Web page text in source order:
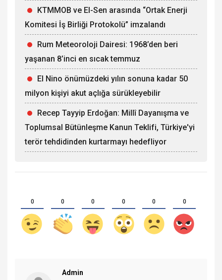
KTMMOB ve El-Sen arasında “Ortak Enerji
Komitesi İş Birliği Protokolü” imzalandı
Rum Meteoroloji Dairesi: 1968’den beri
yaşanan 8’inci en sıcak temmuz
El Nino önümüzdeki yılın sonuna kadar 50
milyon kişiyi akut açlığa sürükleyebilir
Recep Tayyip Erdoğan: Millî Dayanışma ve
Toplumsal Bütünleşme Kanun Teklifi, Türkiye'yi
terör tehdidinden kurtarmayı hedefliyor
0 0 0 0 0 0
Admin